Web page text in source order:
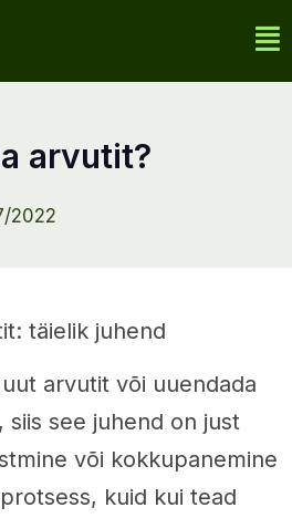
arvutit?
2022
täielik juhend
arvutit või uuendada
siis see juhend on just
või kokkupanemine
kuid kui tead